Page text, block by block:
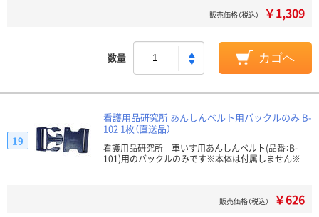
販売価格（税込） ￥1,309
数量 カゴへ
看護用品研究所 あんしんベルト用バックルのみ B-
102 1枚（直送品）
看護用品研究所 車いす用あんしんベルト(品番：B-
101)用のバックルのみです※本体は付属しません※
19
販売価格（税込） ￥626